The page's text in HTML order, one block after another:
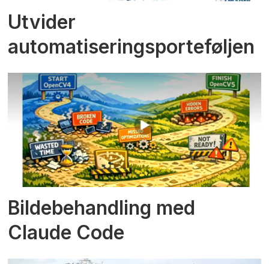
Utvider
automatiseringsporteføljen
Bildebehandling med
Claude Code